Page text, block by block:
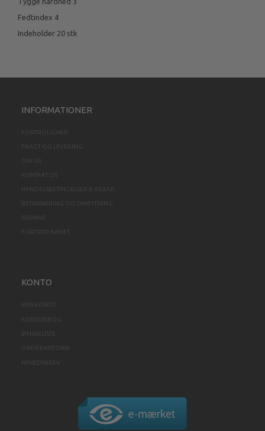
Fedtindex 4
Indeholder 20 stk
INFORMATIONER
FORTROLIGHED
FRAGT OG LEVERING
OM OS
KONTAKT OS
HANDELSBETINGELSER & VILKÅR
RETURNERING OG OMBYTNING
SITEMAP
FORTRYD KØBET
KONTO
MIN KONTO
ADRESSEBOG
ØNSKELISTE
ORDREHISTORIK
NYHEDSBREV